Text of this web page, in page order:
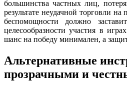
большинства частных лиц,
результате неудачной торговли
беспомощности должно
целесообразности участия в
шанс на победу минимален, а
Альтернативные
прозрачными и